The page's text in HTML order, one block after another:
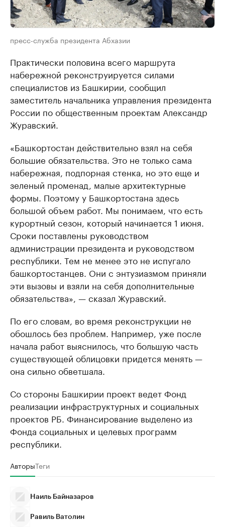
пресс-служба президента Абхазии
Практически половина всего маршрута
набережной реконструируется силами
специалистов из Башкирии, сообщил
заместитель начальника управления президента
России по общественным проектам Александр
Журавский.
«Башкортостан действительно взял на себя
большие обязательства. Это не только сама
набережная, подпорная стенка, но это еще и
зеленый променад, малые архитектурные
формы. Поэтому у Башкортостана здесь
большой объем работ. Мы понимаем, что есть
курортный сезон, который начинается 1 июня.
Сроки поставлены руководством
администрации президента и руководством
республики. Тем не менее это не испугало
башкортостанцев. Они с энтузиазмом приняли
эти вызовы и взяли на себя дополнительные
обязательства», — сказал Журавский.
По его словам, во время реконструкции не
обошлось без проблем. Например, уже после
начала работ выяснилось, что большую часть
существующей облицовки придется менять —
она сильно обветшала.
Со стороны Башкирии проект ведет Фонд
реализации инфраструктурных и социальных
проектов РБ. Финансирование выделено из
Фонда социальных и целевых программ
республики.
АвторыТеги
Наиль Байназаров
Равиль Ватолин